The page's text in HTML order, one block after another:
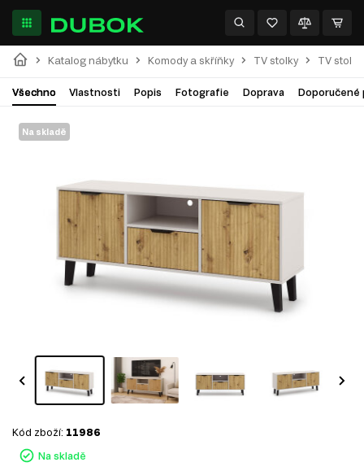
Katalog nábytku Komody a skříňky TV stolky TV
Všechno Vlastnosti Popis Fotografie Doprava Doporučené
Na skladě
Na skladě
Kód zboží: 11986